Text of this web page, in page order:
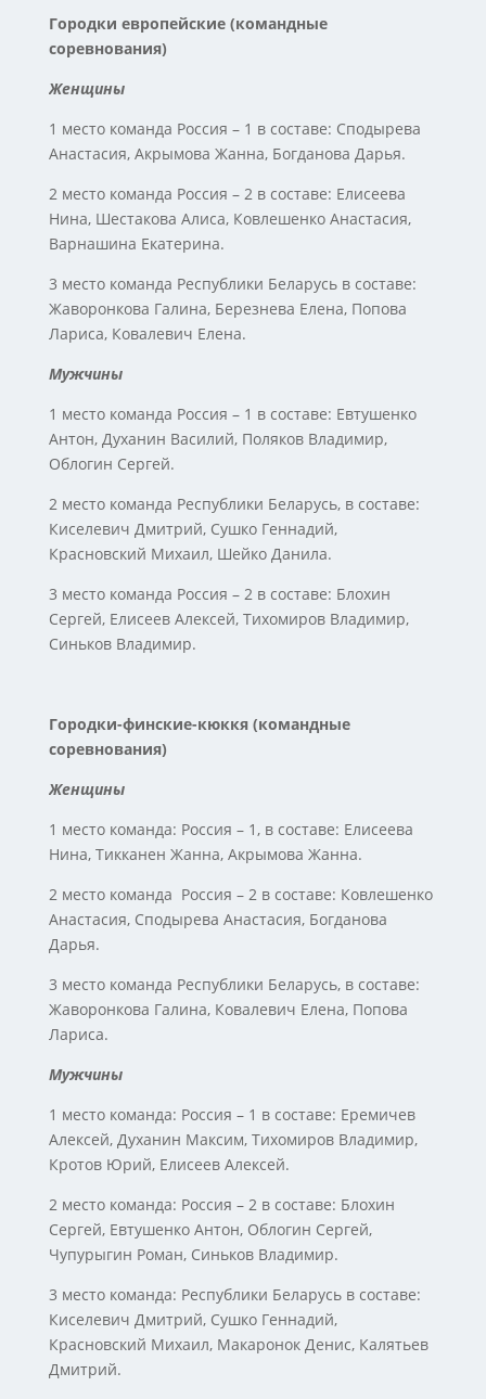
Городки европейские (командные
соревнования)
Женщины
1 место команда Россия – 1 в составе: Сподырева
Анастасия, Акрымова Жанна, Богданова Дарья.
2 место команда Россия – 2 в составе: Елисеева
Нина, Шестакова Алиса, Ковлешенко Анастасия,
Варнашина Екатерина.
3 место команда Республики Беларусь в составе:
Жаворонкова Галина, Березнева Елена, Попова
Лариса, Ковалевич Елена.
Мужчины
1 место команда Россия – 1 в составе: Евтушенко
Антон, Духанин Василий, Поляков Владимир,
Облогин Сергей.
2 место команда Республики Беларусь, в составе:
Киселевич Дмитрий, Сушко Геннадий,
Красновский Михаил, Шейко Данила.
3 место команда Россия – 2 в составе: Блохин
Сергей, Елисеев Алексей, Тихомиров Владимир,
Синьков Владимир.
Городки-финские-кюккя (командные
соревнования)
Женщины
1 место команда: Россия – 1, в составе: Елисеева
Нина, Тикканен Жанна, Акрымова Жанна.
2 место команда Россия – 2 в составе: Ковлешенко
Анастасия, Сподырева Анастасия, Богданова
Дарья.
3 место команда Республики Беларусь, в составе:
Жаворонкова Галина, Ковалевич Елена, Попова
Лариса.
Мужчины
1 место команда: Россия – 1 в составе: Еремичев
Алексей, Духанин Максим, Тихомиров Владимир,
Кротов Юрий, Елисеев Алексей.
2 место команда: Россия – 2 в составе: Блохин
Сергей, Евтушенко Антон, Облогин Сергей,
Чупурыгин Роман, Синьков Владимир.
3 место команда: Республики Беларусь в составе:
Киселевич Дмитрий, Сушко Геннадий,
Красновский Михаил, Макаронок Денис, Калятьев
Дмитрий.